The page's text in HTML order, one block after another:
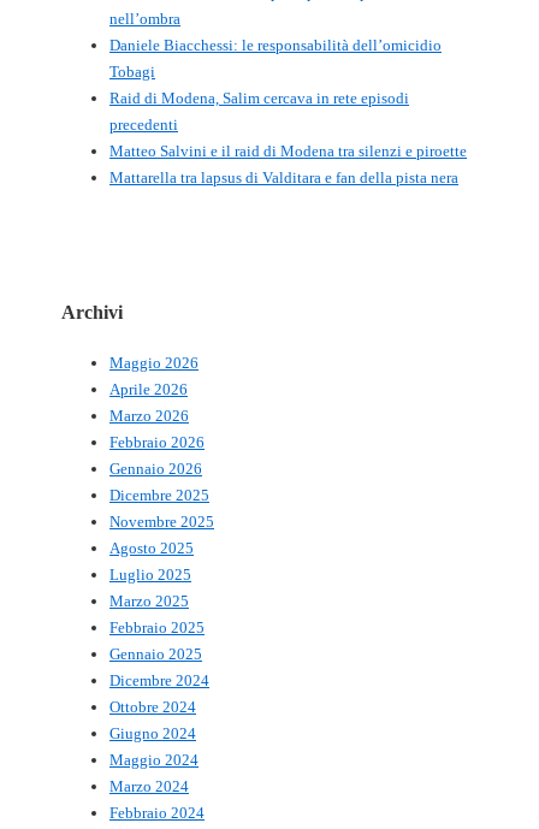
nell’ombra
Daniele Biacchessi: le responsabilità dell’omicidio
Tobagi
Raid di Modena, Salim cercava in rete episodi
precedenti
Matteo Salvini e il raid di Modena tra silenzi e piroette
Mattarella tra lapsus di Valditara e fan della pista nera
Archivi
Maggio 2026
Aprile 2026
Marzo 2026
Febbraio 2026
Gennaio 2026
Dicembre 2025
Novembre 2025
Agosto 2025
Luglio 2025
Marzo 2025
Febbraio 2025
Gennaio 2025
Dicembre 2024
Ottobre 2024
Giugno 2024
Maggio 2024
Marzo 2024
Febbraio 2024